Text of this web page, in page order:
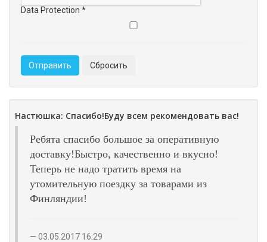
Data Protection *
Отправить Сбросить
Настюшка: Спасибо!Буду всем рекомендовать вас!
Ребята спасибо большое за оперативную
доставку!Быстро, качественно и вкусно!
Теперь не надо тратить время на
утомительную поездку за товарами из
Финляндии!
03.05.2017 16:29